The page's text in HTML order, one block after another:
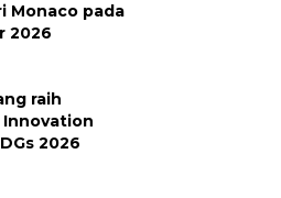
Monaco pada
2026
raih
2026